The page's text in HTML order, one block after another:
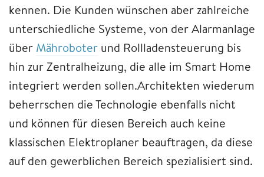
kennen. Die Kunden wünschen aber zahlreiche
unterschiedliche Systeme, von der Alarmanlage
über Mähroboter und Rollladensteuerung bis
hin zur Zentralheizung, die alle im Smart Home
integriert werden sollen.Architekten wiederum
beherrschen die Technologie ebenfalls nicht
und können für diesen Bereich auch keine
klassischen Elektroplaner beauftragen, da diese
auf den gewerblichen Bereich spezialisiert sind.